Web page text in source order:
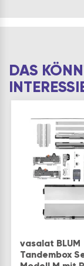
DAS
vasalat BLUM
Tandembox